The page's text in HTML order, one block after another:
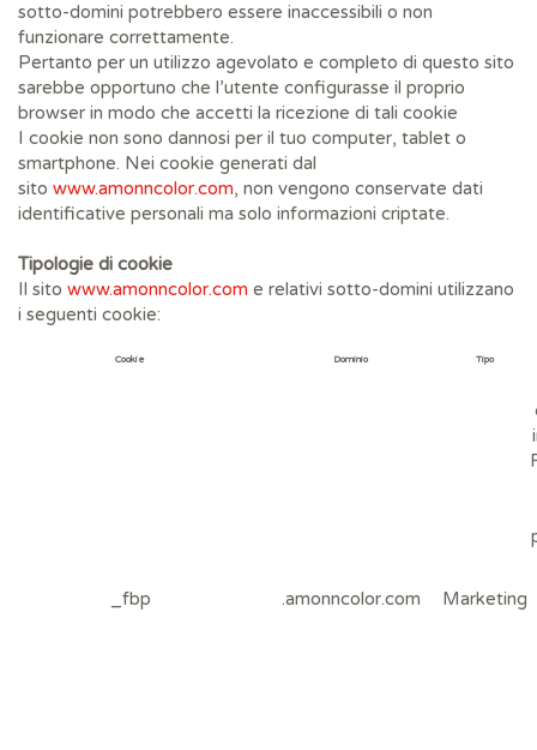
sotto-domini potrebbero essere inaccessibili o non
funzionare correttamente.
Pertanto per un utilizzo agevolato e completo di questo sito
sarebbe opportuno che l’utente configurasse il proprio
browser in modo che accetti la ricezione di tali cookie
I cookie non sono dannosi per il tuo computer, tablet o
smartphone. Nei cookie generati dal
sito www.amonncolor.com, non vengono conservate dati
identificative personali ma solo informazioni criptate.
Tipologie di cookie
Il sito www.amonncolor.com e relativi sotto-domini utilizzano
i seguenti cookie:
Cookie Dominio Tipo
_fbp .amonncolor.com Marketing